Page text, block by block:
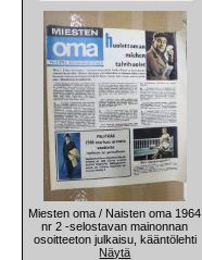
Miesten oma / Naisten oma 1964
nr 2 -selostavan mainonnan
osoitteeton julkaisu, kääntölehti
Näytä